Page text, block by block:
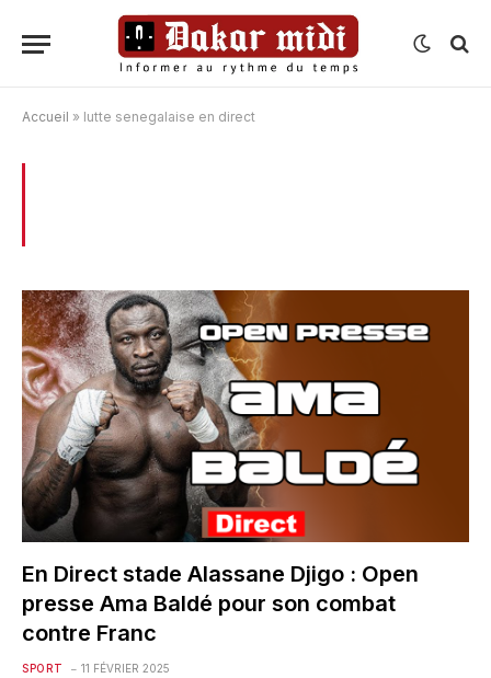
Accueil » lutte senegalaise en direct
En Direct stade Alassane Djigo : Open
presse Ama Baldé pour son combat
contre Franc
SPORT 11 FÉVRIER 2025